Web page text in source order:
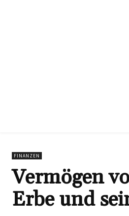
FINANZEN
Vermögen
Erbe und